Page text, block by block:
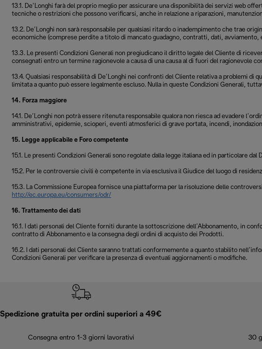
13.1. De’Longhi farà del proprio meglio per assicurare una disponibilità dei servizi web
tecniche o restrizioni che possono verificarsi, anche in relazione a riparazioni,
13.2. De’Longhi non sarà responsabile per qualsiasi ritardo o inadempimento che trae
economiche (comprese perdite a titolo di mancato guadagno, contratti, dati,
13.3. Le presenti Condizioni Generali non pregiudicano il diritto legale del Cliente di
consegnati entro un termine ragionevole a causa di una causa al di fuori del ragionevole
13.4. Qualsiasi responsabilità di De’Longhi nei confronti del Cliente relativa a problemi
limitata a quanto può essere legalmente escluso. Nulla in queste Condizioni Generali,
14. Forza maggiore
14.1. De’Longhi non potrà essere ritenuta responsabile qualora non riesca ad evadere
amministrativi, epidemie, scioperi, eventi atmosferici di grave portata, incendi,
15. Legge applicabile e Foro competente
15.1. Le presenti Condizioni Generali sono regolate dalla legge italiana ed in particolare
15.2. Per le controversie civili è competente in via esclusiva il Giudice del luogo di
15.3. La Commissione Europea fornisce una piattaforma per la risoluzione delle
http://ec.europa.eu/consumers/odr/
16. Trattamento dei dati
16.1. I dati personali del Cliente forniti durante la sottoscrizione dell’Abbonamento, in
contratto di Abbonamento e la consegna degli ordini di acquisto dei Prodotti.
16.2. I dati personali del Cliente saranno trattati conformemente a quanto stabilito
Condizioni Generali per verificare la presenza di eventuali aggiornamenti o modifiche.
Spedizione gratuita per ordini superiori a 49€
Consegna entro 1-3 giorni lavorativi 30